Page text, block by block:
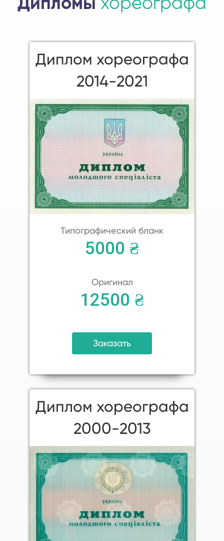
Дипломы хореографа
Диплом хореографа
2014-2021
Типографический бланк
5000 ₴
Оригинал
12500 ₴
Заказать
Диплом хореографа
2000-2013